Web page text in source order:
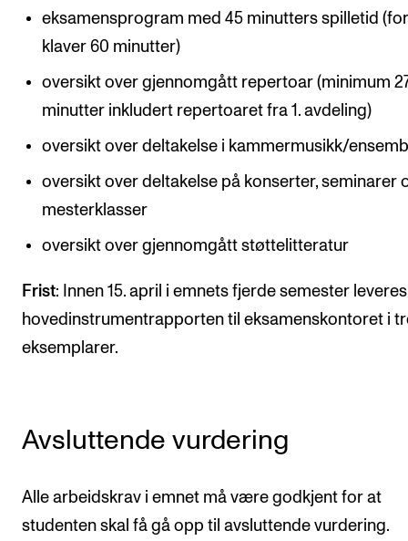
eksamensprogram med 45 minutters spilletid
klaver 60 minutter)
oversikt over gjennomgått repertoar (minimum
minutter inkludert repertoaret fra 1. avdeling)
oversikt over deltakelse i kammermusikk/
oversikt over deltakelse på konserter, seminarer
mesterklasser
oversikt over gjennomgått støttelitteratur
Frist: Innen 15. april i emnets fjerde semester leveres
hovedinstrumentrapporten til eksamenskontoret i
eksemplarer.
Avsluttende vurdering
Alle arbeidskrav i emnet må være godkjent for at
studenten skal få gå opp til avsluttende vurdering.